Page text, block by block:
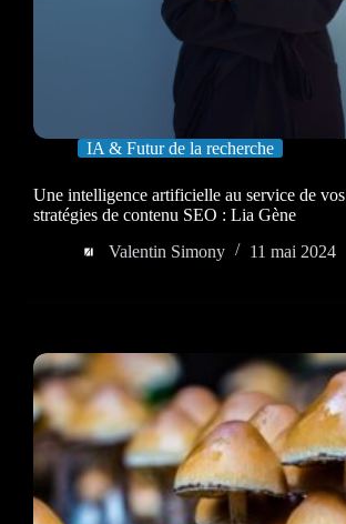
IA & Futur de la recherche
Une intelligence artificielle au service de vos
stratégies de contenu SEO : Lia Gène
Valentin Simony
11 mai 2024